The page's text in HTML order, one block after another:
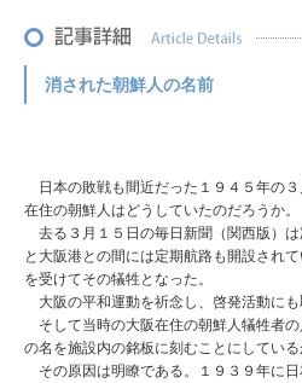
消された朝鮮人の名前
日本の敗戦も間近だった１９４５年の
在住の朝鮮人はどうしていたのだろうか。
去る３月１５日の毎日新聞（関西版）
と大阪港との間には定期航路も開設され
を受けてその犠牲となった。
大阪の平和運動を祈念し、啓発活動に
そして当時の大阪在住の朝鮮人犠牲者
の名を施設内の銘板に刻むことにしている
その原因は明瞭である。１９３９年に